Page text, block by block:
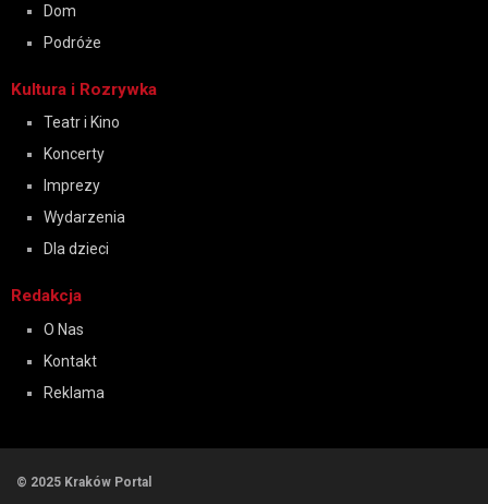
Dom
Podróże
Kultura i Rozrywka
Teatr i Kino
Koncerty
Imprezy
Wydarzenia
Dla dzieci
Redakcja
O Nas
Kontakt
Reklama
© 2025 Kraków Portal